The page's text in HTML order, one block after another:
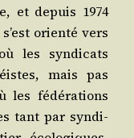
et depuis 1974
orien­té vers
les syn­di­cats
mais pas
les fédé­ra­tions
tant par syn­di­